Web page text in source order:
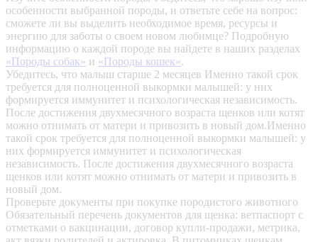
особенности выбранной породы, и ответьте себе на вопрос:
сможете ли вы выделить необходимое время, ресурсы и
энергию для заботы о своем новом любимце? Подробную
информацию о каждой породе вы найдете в наших разделах
«Породы собак» и «Породы кошек».
Убедитесь, что малыш старше 2 месяцев Именно такой срок
требуется для полноценной выкормки малышей: у них
формируется иммунитет и психологическая независимость.
После достижения двухмесячного возраста щенков или котят
можно отнимать от матери и привозить в новый дом.Именно
такой срок требуется для полноценной выкормки малышей: у
них формируется иммунитет и психологическая
независимость. После достижения двухмесячного возраста
щенков или котят можно отнимать от матери и привозить в
новый дом.
Проверьте документы при покупке породистого животного
Обязательный перечень документов для щенка: ветпаспорт с
отметками о вакцинации, договор купли-продажи, метрика,